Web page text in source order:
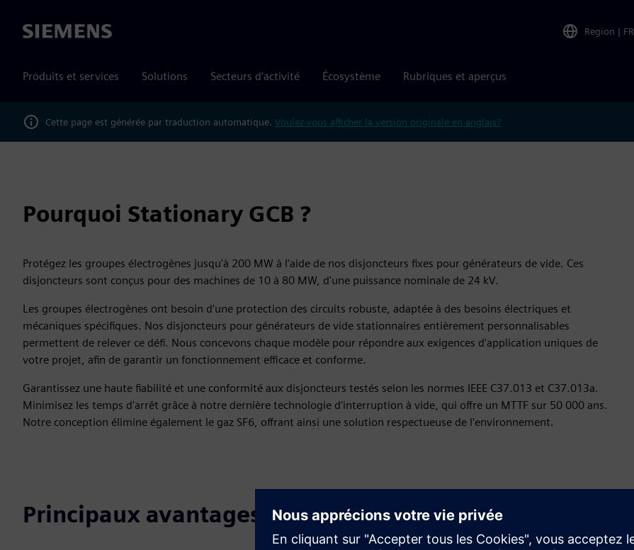
Siemens Region | FR
Produits et services Solutions Secteurs d'activité Écosystème Rubriques et aperçus
Cette page est générée par traduction automatique. Voulez-vous afficher la version originale en anglais?
Pourquoi Stationary GCB ?
Protégez les groupes électrogènes jusqu'à 200 MW à l'aide de nos disjoncteurs fixes pour générateurs de vide. Ces
disjoncteurs sont conçus pour des machines de 10 à 80 MW, d'une puissance nominale de 24 kV.
Les groupes électrogènes ont besoin d'une protection des circuits robuste, adaptée à des besoins électriques et
mécaniques spécifiques. Nos disjoncteurs pour générateurs de vide stationnaires entièrement personnalisables
permettent de relever ce défi. Nous concevons chaque modèle pour répondre aux exigences d'application uniques de
votre projet, afin de garantir un fonctionnement efficace et conforme.
Garantissez une haute fiabilité et une conformité aux disjoncteurs testés selon les normes IEEE C37.013 et C37.013a.
Minimisez les temps d'arrêt grâce à notre dernière technologie d'interruption à vide, qui offre un MTTF sur 50 000 ans.
Notre conception élimine également le gaz SF6, offrant ainsi une solution respectueuse de l'environnement.
Principaux avantages